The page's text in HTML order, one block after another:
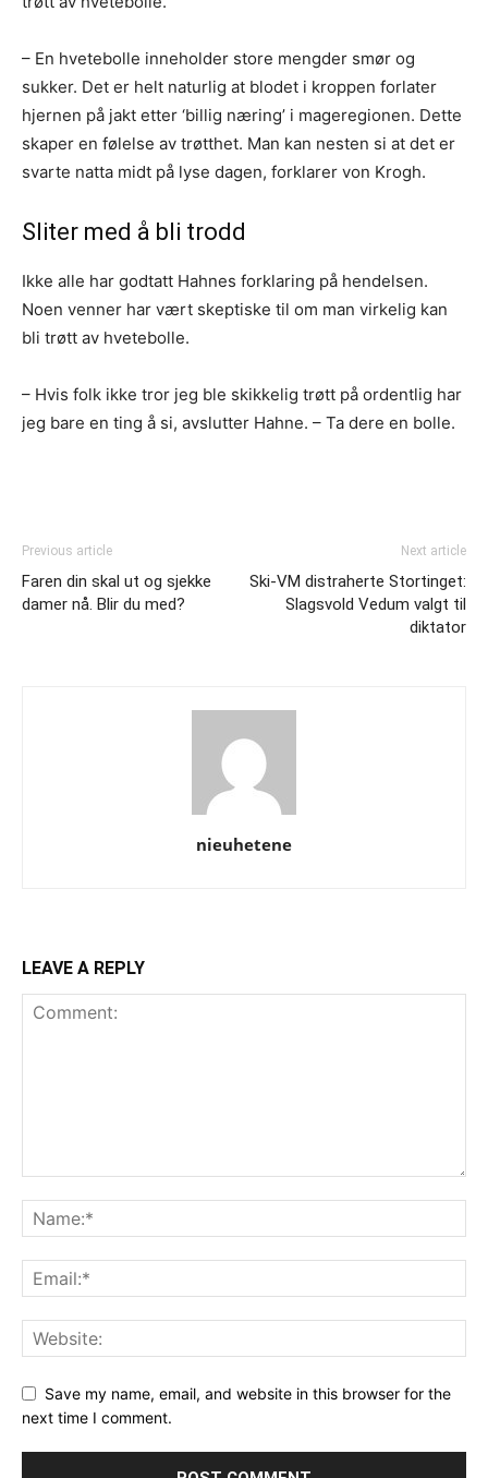
– En hvetebolle inneholder store mengder smør og
sukker. Det er helt naturlig at blodet i kroppen forlater
hjernen på jakt etter ‘billig næring’ i mageregionen. Dette
skaper en følelse av trøtthet. Man kan nesten si at det er
svarte natta midt på lyse dagen, forklarer von Krogh.
Sliter med å bli trodd
Ikke alle har godtatt Hahnes forklaring på hendelsen.
Noen venner har vært skeptiske til om man virkelig kan
bli trøtt av hvetebolle.
– Hvis folk ikke tror jeg ble skikkelig trøtt på ordentlig har
jeg bare en ting å si, avslutter Hahne. – Ta dere en bolle.
Previous article
Faren din skal ut og sjekke
damer nå. Blir du med?
Next article
Ski-VM distraherte Stortinget:
Slagsvold Vedum valgt til
diktator
nieuhetene
LEAVE A REPLY
Save my name, email, and website in this browser for the
next time I comment.